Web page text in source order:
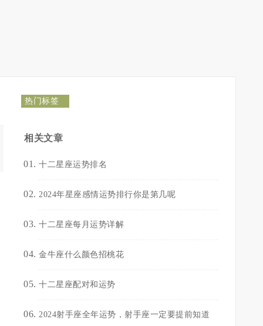
热门标签
相关文章
十二星座运势排名
2024年星座感情运势排行你是第几呢
十二星座每月运势详解
金牛座什么颜色招桃花
十二星座配对和运势
2024射手座全年运势，射手座一定要提前知道